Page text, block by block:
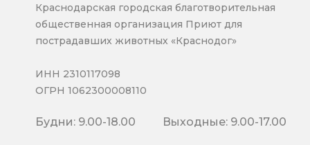
Краснодарская городская благотворительная
общественная организация Приют для
пострадавших животных «Краснодог»
ИНН 2310117098
ОГРН 1062300008110
Будни: 9.00-18.00 Выходные: 9.00-17.00